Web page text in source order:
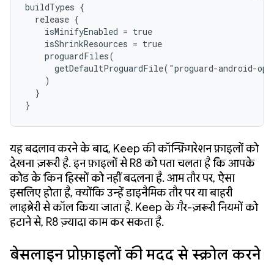
buildTypes {
  release {
    isMinifyEnabled = true
    isShrinkResources = true
    proguardFiles(
getDefaultProguardFile("proguard-android-
    )
  }
}
यह बदलाव करने के बाद, Keep की कॉन्फ़िगरेशन फ़ाइलों को
देखना ज़रूरी है. इन फ़ाइलों से R8 को पता चलता है कि आपके
कोड के किन हिस्सों को नहीं बदलना है. आम तौर पर, ऐसा
इसलिए होता है, क्योंकि उन्हें डाइनैमिक तौर पर या बाहरी
लाइब्रेरी से कॉल किया जाता है. Keep के गैर-ज़रूरी नियमों को
हटाने से, R8 ज़्यादा काम कर सकता है.
बेसलाइन प्रोफ़ाइलों की मदद से स्क्रोल करने